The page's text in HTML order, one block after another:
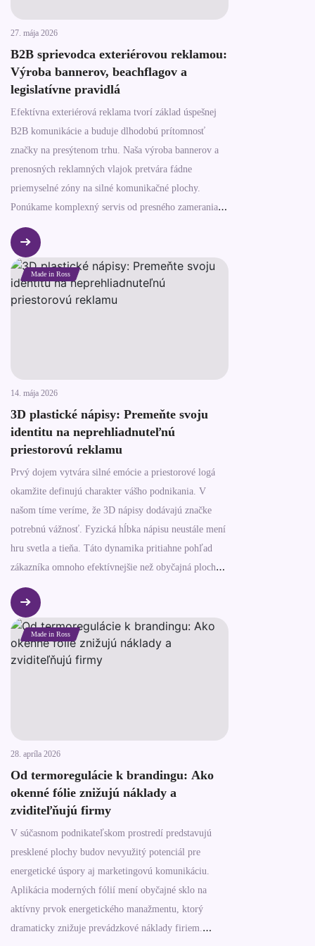
27. mája 2026
B2B sprievodca exteriérovou reklamou:
Výroba bannerov, beachflagov a
legislatívne pravidlá
Efektívna exteriérová reklama tvorí základ úspešnej
B2B komunikácie a buduje dlhodobú prítomnosť
značky na presýtenom trhu. Naša výroba bannerov a
prenosných reklamných vlajok pretvára fádne
priemyselné zóny na silné komunikačné plochy.
Ponúkame komplexný servis od presného zamerania
až po odbornú montáž vo výškach.
Made in Ross
14. mája 2026
3D plastické nápisy: Premeňte svoju
identitu na neprehliadnuteľnú
priestorovú reklamu
Prvý dojem vytvára silné emócie a priestorové logá
okamžite definujú charakter vášho podnikania. V
našom tíme veríme, že 3D nápisy dodávajú značke
potrebnú vážnosť. Fyzická hĺbka nápisu neustále mení
hru svetla a tieňa. Táto dynamika pritiahne pohľad
zákazníka omnoho efektívnejšie než obyčajná plochá
grafika.
Made in Ross
28. apríla 2026
Od termoregulácie k brandingu: Ako
okenné fólie znižujú náklady a
zviditeľňujú firmy
V súčasnom podnikateľskom prostredí predstavujú
presklené plochy budov nevyužitý potenciál pre
energetické úspory aj marketingovú komunikáciu.
Aplikácia moderných fólií mení obyčajné sklo na
aktívny prvok energetického manažmentu, ktorý
dramaticky znižuje prevádzkové náklady firiem.